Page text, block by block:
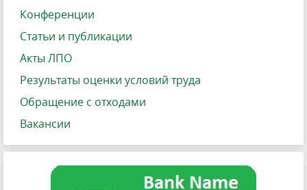
Конференции
Статьи и публикации
Акты ЛПО
Результаты оценки условий труда
Обращение с отходами
Вакансии